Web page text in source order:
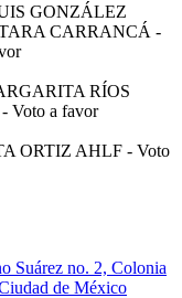
GONZÁLEZ
CARRANCÁ -
RÍOS
Voto a favor
ORTIZ AHLF - Voto
Suárez no. 2, Colonia
de México